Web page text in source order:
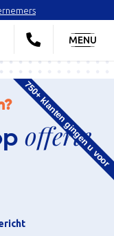
MENU
750+ klanten gingen u voor
offerte